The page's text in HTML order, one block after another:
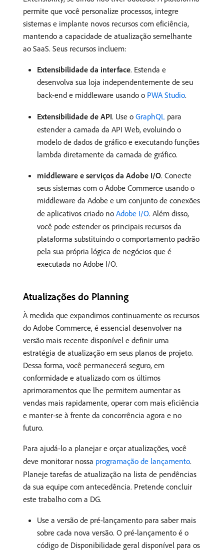
permite que você personalize processos, integre
sistemas e implante novos recursos com eficiência,
mantendo a capacidade de atualização semelhante
ao SaaS. Seus recursos incluem:
Extensibilidade da interface. Estenda e
desenvolva sua loja independentemente de seu
back-end e middleware usando o PWA Studio.
Extensibilidade de API. Use o GraphQL para
estender a camada da API Web, evoluindo o
modelo de dados de gráfico e executando funções
lambda diretamente da camada de gráfico.
middleware e serviços da Adobe I/O. Conecte
seus sistemas com o Adobe Commerce usando o
middleware da Adobe e um conjunto de conexões
de aplicativos criado no Adobe I/O. Além disso,
você pode estender os principais recursos da
plataforma substituindo o comportamento padrão
pela sua própria lógica de negócios que é
executada no Adobe I/O.
Atualizações do Planning
À medida que expandimos continuamente os recursos
do Adobe Commerce, é essencial desenvolver na
versão mais recente disponível e definir uma
estratégia de atualização em seus planos de projeto.
Dessa forma, você permanecerá seguro, em
conformidade e atualizado com os últimos
aprimoramentos que lhe permitem aumentar as
vendas mais rapidamente, operar com mais eficiência
e manter-se à frente da concorrência agora e no
futuro.
Para ajudá-lo a planejar e orçar atualizações, você
deve monitorar nossa programação de lançamento.
Planeje tarefas de atualização na lista de pendências
da sua equipe com antecedência. Pretende concluir
este trabalho com a DG.
Use a versão de pré-lançamento para saber mais
sobre cada nova versão. O pré-lançamento é o
código de Disponibilidade geral disponível para os